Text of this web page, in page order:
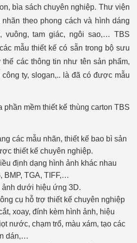
bìa sách chuyên nghiệp. Thư viện
theo phong cách và hình dáng
vuông, tam giác, ngôi sao,… TBS
mẫu thiết kế có sẵn trong bộ sưu
các thông tin như tên sản phẩm,
ty, slogan,.. là đã có được mẫu
phần mềm thiết kế thùng carton TBS
các mẫu nhãn, thiết kế bao bì sản
thiết kế chuyên nghiệp.
định dạng hình ảnh khác nhau
BMP, TGA, TIFF,…
ảnh dưới hiệu ứng 3D.
cụ hỗ trợ thiết kế chuyên nghiệp
xoay, đính kèm hình ảnh, hiệu
nước, chạm trổ, màu xám, tạo các
dán,…